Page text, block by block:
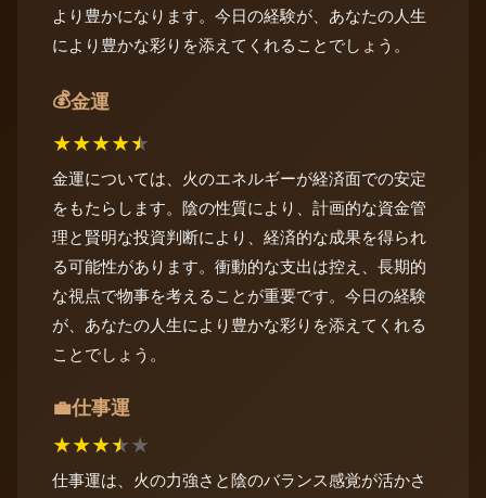
より豊かになります。今日の経験が、あなたの人生
により豊かな彩りを添えてくれることでしょう。
💰金運
★★★★★
金運については、火のエネルギーが経済面での安定
をもたらします。陰の性質により、計画的な資金管
理と賢明な投資判断により、経済的な成果を得られ
る可能性があります。衝動的な支出は控え、長期的
な視点で物事を考えることが重要です。今日の経験
が、あなたの人生により豊かな彩りを添えてくれる
ことでしょう。
💼仕事運
★★★★★
仕事運は、火の力強さと陰のバランス感覚が活かさ